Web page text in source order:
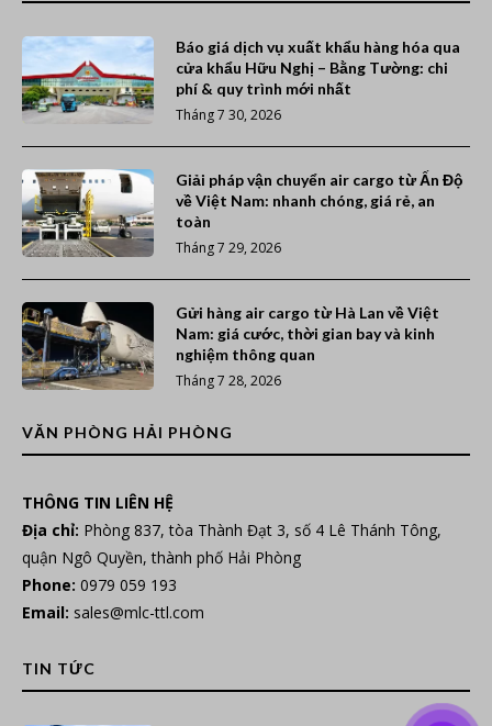
Báo giá dịch vụ xuất khẩu hàng hóa qua
cửa khẩu Hữu Nghị – Bằng Tường: chi
phí & quy trình mới nhất
Tháng 7 30, 2026
Giải pháp vận chuyển air cargo từ Ấn Độ
về Việt Nam: nhanh chóng, giá rẻ, an
toàn
Tháng 7 29, 2026
Gửi hàng air cargo từ Hà Lan về Việt
Nam: giá cước, thời gian bay và kinh
nghiệm thông quan
Tháng 7 28, 2026
VĂN PHÒNG HẢI PHÒNG
THÔNG TIN LIÊN HỆ
Địa chỉ: Phòng 837, tòa Thành Đạt 3, số 4 Lê Thánh Tông,
quận Ngô Quyền, thành phố Hải Phòng
Phone: 0979 059 193
Email: sales@mlc-ttl.com
TIN TỨC